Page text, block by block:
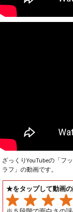
ざっくりYouTubeの「フ
ラフ」の動画です。
★をタップして動画の